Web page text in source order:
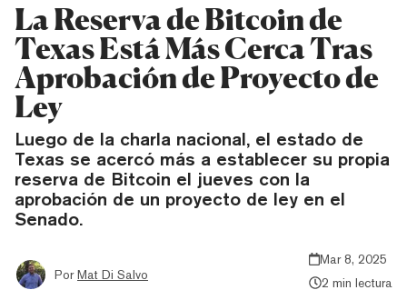
La Reserva de Bitcoin de
Texas Está Más Cerca Tras
Aprobación de Proyecto de
Ley
Luego de la charla nacional, el estado de
Texas se acercó más a establecer su propia
reserva de Bitcoin el jueves con la
aprobación de un proyecto de ley en el
Senado.
Por Mat Di Salvo
Mar 8, 2025
2 min lectura